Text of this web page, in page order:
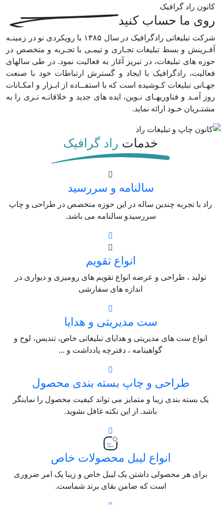
کانون راد گرافیک
روی ما حساب کنید
شرکت تبلیغاتی رادگرافیک در سال ۱۳۸۵ با رویکردی نو در زمینـه
آفـرینش و بسط تبلیغات تجـاری و تیمـی با تجـربه و متخصص در
حوزه های تبلیغات، در تبریز آغاز به فعالیت نمود. در طی سالهای
فعالیت، رادگرافیک با ایجاد و گسترش ارتباطات خود با صنعت
جهـانی تبلیغات کـوشیده است که با استفــاده از ابـزار و امکـانات
روز آمـد و فناوریهـای نـوین، ایده های جدید و خلاقانـه تـری را به
مشتـریان خـود ارائه نماید.
خدمات راد گرافیک
سالنامه و سررسید
راد با تجربه چندین ساله در این حوزه متخصص در طراحی و چاپ
سررسیدو سالنامه می باشد.
انواع تقویم
تولید ، طراحی و عرضه انواع تقویم های رومیزی و دیواری در
اندازه های سفارشی
ست مدیریتی و هدایا
انواع ست های مدیریتی و هدایای تبلیغاتی خاص، تندیس، لوح و
گواهینامه ، دفترچه یادداشت و ...
طراحی و چاپ بسته بندی محصول
یک بسته بندی زیبا و متمایز می تواند کیفیت محصول را نماینگر
باشد. از این نکته غافل نشوید.
انواع لیبل محصولات خاص
برای هر محصولی داشتن یک لیبل خاص و زیبا یک امر ضروری
است که ضامن بقای برند شماست.